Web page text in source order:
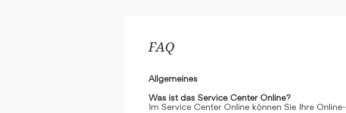
FAQ
Allgemeines
Was ist das Service Center Online?
Im Service Center Online können Sie Ihre